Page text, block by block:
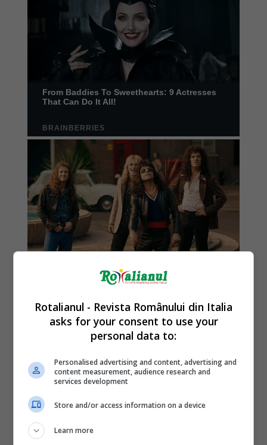
Rotalianul - Revista Românului din Italia
asks for your consent to use your
personal data to:
Personalised advertising and content, advertising and
content measurement, audience research and
services development
Store and/or access information on a device
Learn more